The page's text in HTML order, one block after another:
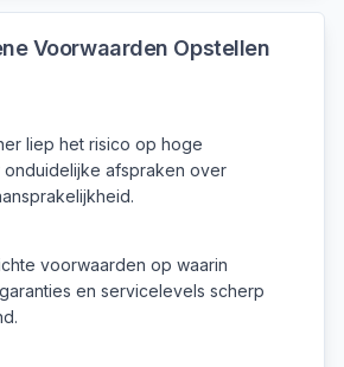
Voorwaarden Opstellen
liep het risico op hoge
onduidelijke afspraken over
voorwaarden op waarin
en servicelevels scherp